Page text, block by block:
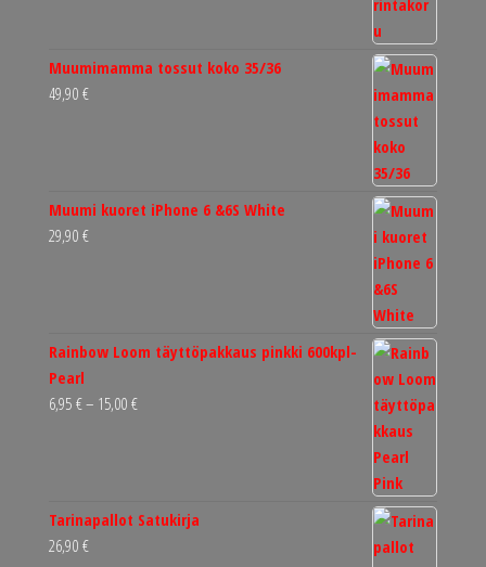
Muumimamma tossut koko 35/36
49,90 €
Muumi kuoret iPhone 6 &6S White
29,90 €
Rainbow Loom täyttöpakkaus pinkki 600kpl-
Pearl
6,95 €– 15,00 €Hintaluokka:
Tarinapallot Satukirja
26,90 €